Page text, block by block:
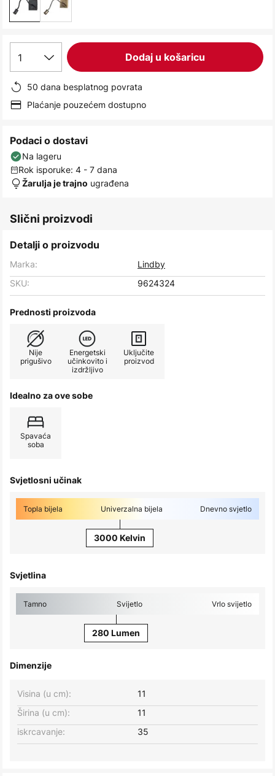
1 Dodaj u košaricu
50 dana besplatnog povrata
Plaćanje pouzećem dostupno
Podaci o dostavi
Na lageru
Rok isporuke: 4 - 7 dana
Žarulja je trajno ugrađena
Slični proizvodi
Detalji o proizvodu
Marka:
Lindby
SKU:
9624324
Prednosti proizvoda
Nije
prigušivo
Energetski
učinkovito i
izdržljivo
Uključite
proizvod
Idealno za ove sobe
Spavaća
soba
Svjetlosni učinak
Topla bijela Univerzalna bijela Dnevno svjetlo
3000 Kelvin
Svjetlina
Tamno Svijetlo Vrlo svijetlo
280 Lumen
Dimenzije
Širina (u cm): 11
Visina (u cm): 11
iskrcavanje: 35